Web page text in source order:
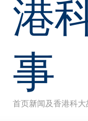
港
事
首页新闻及香港科